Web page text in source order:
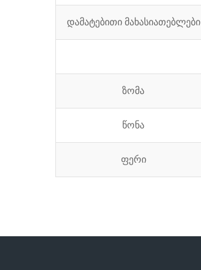
დამატებითი მახასიათებლები
ზომა
წონა
ფერი